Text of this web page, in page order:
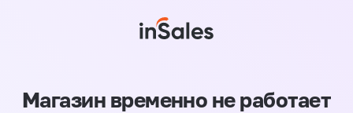
Магазин временно не работает